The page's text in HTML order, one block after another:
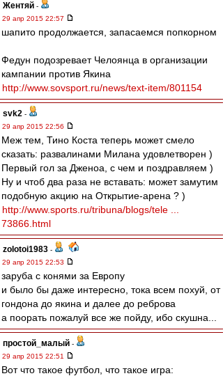
Жентяй -
29 апр 2015 22:57
шапито продолжается, запасаемся попкорном
Федун подозревает Челоянца в организации
кампании против Якина
http://www.sovsport.ru/news/text-item/801154
svk2 -
29 апр 2015 22:56
Меж тем, Тино Коста теперь может смело
сказать: развалинами Милана удовлетворен )
Первый гол за Дженоа, с чем и поздравляем )
Ну и чтоб два раза не вставать: может замутим
подобную акцию на Открытие-арена ? )
http://www.sports.ru/tribuna/blogs/tele ...
73866.html
zolotoi1983 -
29 апр 2015 22:53
заруба с конями за Европу
и было бы даже интересно, тока всем похуй, от
гондона до якина и далее до реброва
а поорать пожалуй все же пойду, ибо скушна...
простой_малый -
29 апр 2015 22:51
Вот что такое футбол, что такое игра: